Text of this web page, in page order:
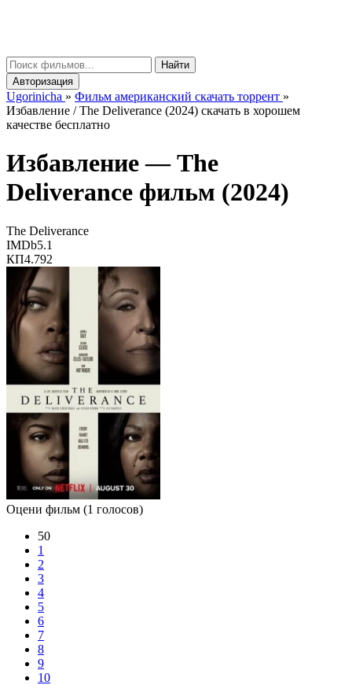
Найти
Авторизация
Ugorinicha » Фильм американский скачать торрент »
Избавление / The Deliverance (2024) скачать в хорошем
качестве бесплатно
Избавление —The
Deliverance фильм (2024)
The Deliverance
IMDb5.1
КП4.792
Оцени фильм (1 голосов)
50
1
2
3
4
5
6
7
8
9
10